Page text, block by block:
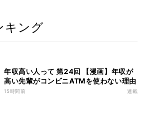
キング
年収高い人って 第24回 【漫画】年収が
高い先輩がコンビニATMを使わない理由
15時間前 連載